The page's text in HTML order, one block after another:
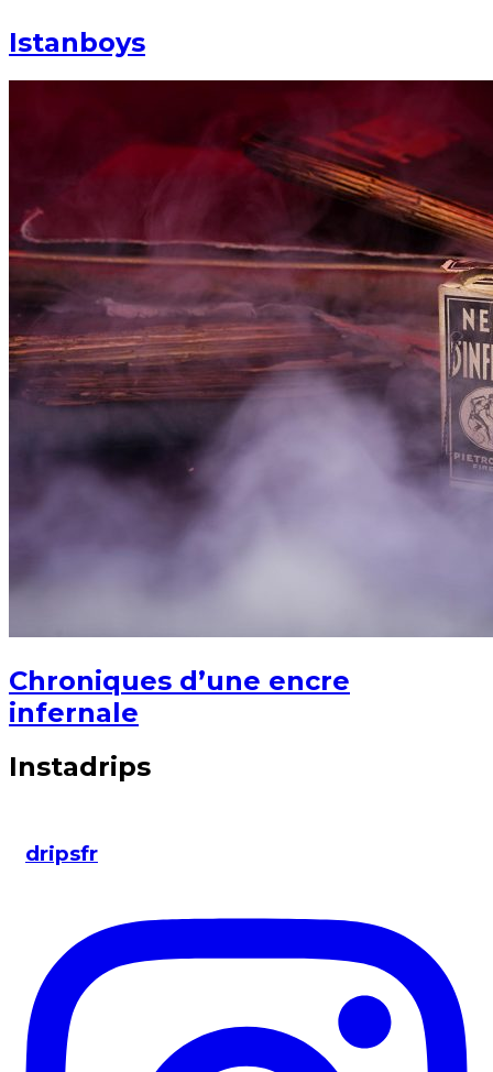
Istanboys
Chroniques d’une encre
infernale
Instadrips
dripsfr